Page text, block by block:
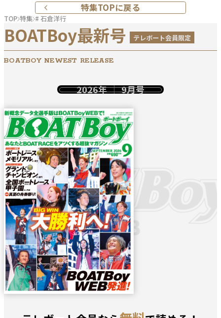
特集TOPに戻る
TOP 特集 # 石倉洋行
BOATBoy最新号 テレボート会員限定
BOATBOY NEWEST RELEASE
2026年 9月号